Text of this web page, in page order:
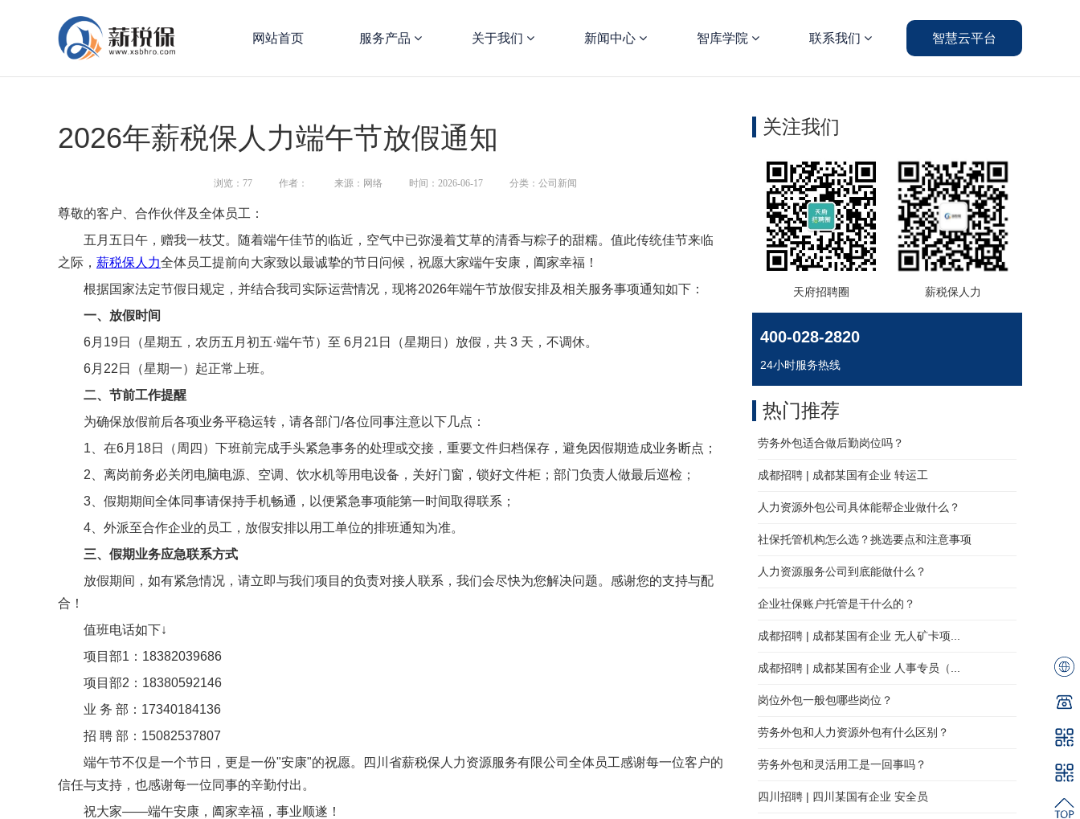
网站首页 服务产品 关于我们 新闻中心 智库学院 联系我们 智慧云平台
2026年薪税保人力端午节放假通知
浏览： 77 作者： 来源：网络 时间：2026-06-17 分类：公司新闻
尊敬的客户、合作伙伴及全体员工：
五月五日午，赠我一枝艾。随着端午佳节的临近，空气中已弥漫着艾草的清香与粽子的甜糯。值此传统佳节来临
之际， 薪税保人力全体员工提前向大家致以最诚挚的节日问候，祝愿大家端午安康，阖家幸福！
根据国家法定节假日规定，并结合我司实际运营情况，现将2026年端午节放假安排及相关服务事项通知如下：
一、放假时间
6月19日（星期五，农历五月初五·端午节）至 6月21日（星期日）放假，共 3 天，不调休。
6月22日（星期一）起正常上班。
二、节前工作提醒
为确保放假前后各项业务平稳运转，请各部门/各位同事注意以下几点：
1、在6月18日（周四）下班前完成手头紧急事务的处理或交接，重要文件归档保存，避免因假期造成业务断点；
2、离岗前务必关闭电脑电源、空调、饮水机等用电设备，关好门窗，锁好文件柜；部门负责人做最后巡检；
3、假期期间全体同事请保持手机畅通，以便紧急事项能第一时间取得联系；
4、外派至合作企业的员工，放假安排以用工单位的排班通知为准。
三、假期业务应急联系方式
放假期间，如有紧急情况，请立即与我们项目的负责对接人联系，我们会尽快为您解决问题。感谢您的支持与配
合！
值班电话如下↓
项目部1：18382039686
项目部2：18380592146
业 务 部：17340184136
招 聘 部：15082537807
端午节不仅是一个节日，更是一份"安康"的祝愿。四川省薪税保人力资源服务有限公司全体员工感谢每一位客户的
信任与支持，也感谢每一位同事的辛勤付出。
祝大家——端午安康，阖家幸福，事业顺遂！
关注我们
400-028-2820
24小时服务热线
劳务外包适合做后勤岗位吗？
成都招聘 | 成都某国有企业 转运工
人力资源外包公司具体能帮企业做什么？
社保托管机构怎么选？挑选要点和注意事项
人力资源服务公司到底能做什么？
企业社保账户托管是干什么的？
成都招聘 | 成都某国有企业 无人矿卡项...
成都招聘 | 成都某国有企业 人事专员（...
岗位外包一般包哪些岗位？
劳务外包和人力资源外包有什么区别？
劳务外包和灵活用工是一回事吗？
四川招聘 | 四川某国有企业 安全员
热门推荐
天府招聘圈 薪税保人力